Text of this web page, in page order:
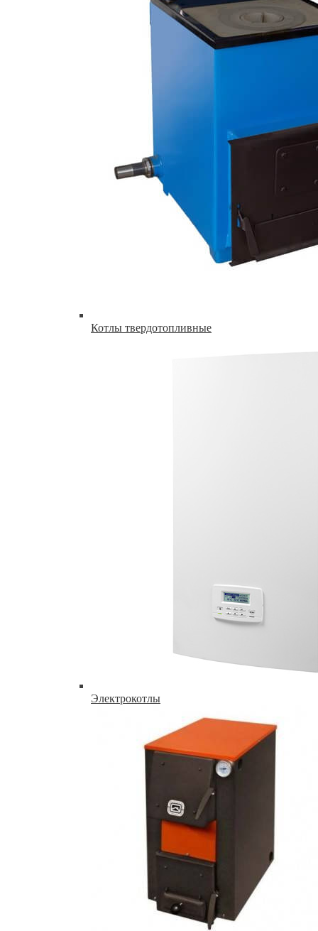
Котлы твердотопливные
Электрокотлы